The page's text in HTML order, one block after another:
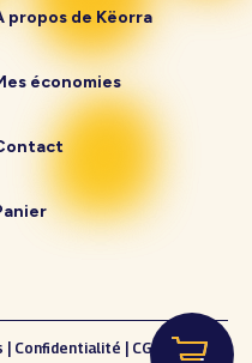
propos de Këorra
économies
Confidentialité
CGV